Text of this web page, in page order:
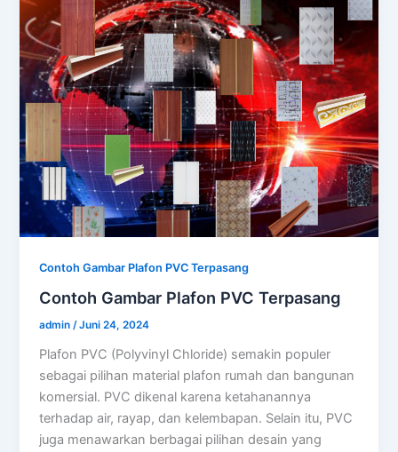
Contoh Gambar Plafon PVC Terpasang
Contoh Gambar Plafon PVC Terpasang
admin/Juni 24, 2024
Plafon PVC (Polyvinyl Chloride) semakin populer
sebagai pilihan material plafon rumah dan bangunan
komersial. PVC dikenal karena ketahanannya
terhadap air, rayap, dan kelembapan. Selain itu, PVC
juga menawarkan berbagai pilihan desain yang